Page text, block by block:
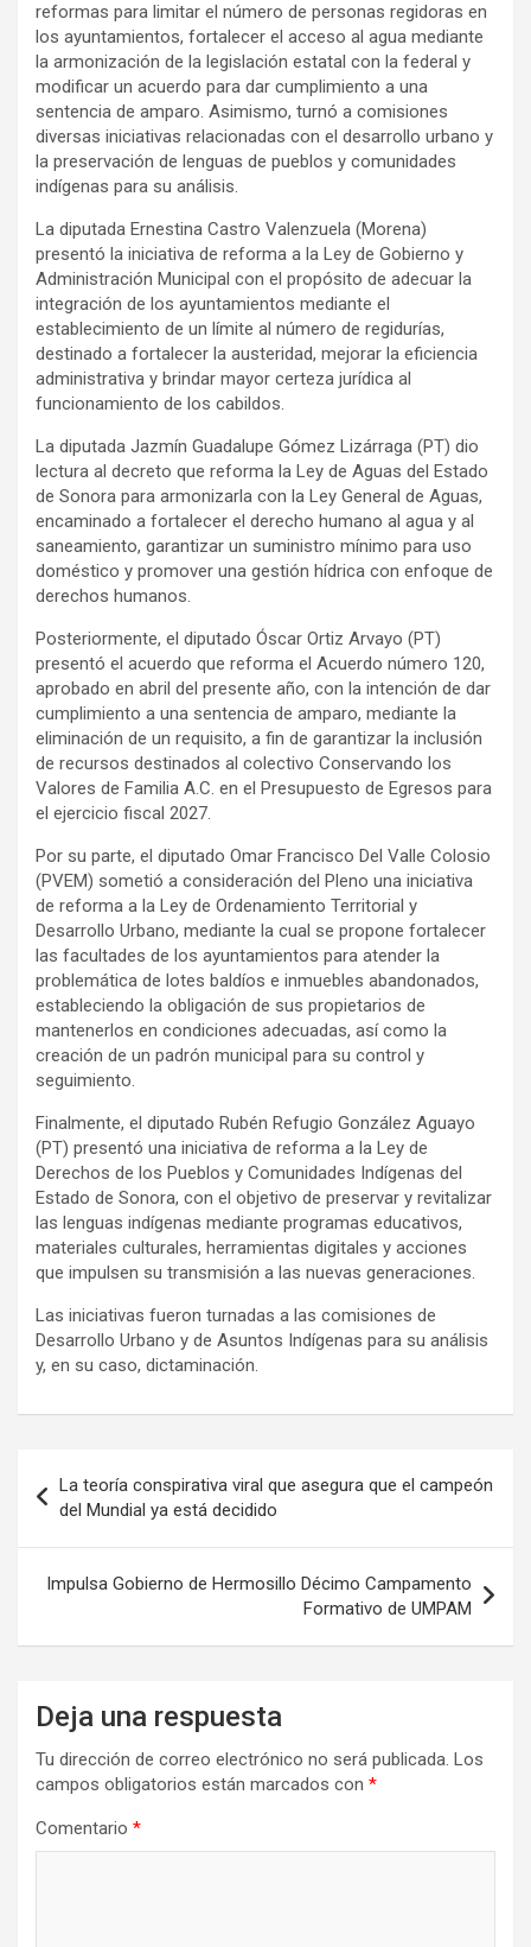
reformas para limitar el número de personas regidoras en
los ayuntamientos, fortalecer el acceso al agua mediante
la armonización de la legislación estatal con la federal y
modificar un acuerdo para dar cumplimiento a una
sentencia de amparo. Asimismo, turnó a comisiones
diversas iniciativas relacionadas con el desarrollo urbano y
la preservación de lenguas de pueblos y comunidades
indígenas para su análisis.
La diputada Ernestina Castro Valenzuela (Morena)
presentó la iniciativa de reforma a la Ley de Gobierno y
Administración Municipal con el propósito de adecuar la
integración de los ayuntamientos mediante el
establecimiento de un límite al número de regidurías,
destinado a fortalecer la austeridad, mejorar la eficiencia
administrativa y brindar mayor certeza jurídica al
funcionamiento de los cabildos.
La diputada Jazmín Guadalupe Gómez Lizárraga (PT) dio
lectura al decreto que reforma la Ley de Aguas del Estado
de Sonora para armonizarla con la Ley General de Aguas,
encaminado a fortalecer el derecho humano al agua y al
saneamiento, garantizar un suministro mínimo para uso
doméstico y promover una gestión hídrica con enfoque de
derechos humanos.
Posteriormente, el diputado Óscar Ortiz Arvayo (PT)
presentó el acuerdo que reforma el Acuerdo número 120,
aprobado en abril del presente año, con la intención de dar
cumplimiento a una sentencia de amparo, mediante la
eliminación de un requisito, a fin de garantizar la inclusión
de recursos destinados al colectivo Conservando los
Valores de Familia A.C. en el Presupuesto de Egresos para
el ejercicio fiscal 2027.
Por su parte, el diputado Omar Francisco Del Valle Colosio
(PVEM) sometió a consideración del Pleno una iniciativa
de reforma a la Ley de Ordenamiento Territorial y
Desarrollo Urbano, mediante la cual se propone fortalecer
las facultades de los ayuntamientos para atender la
problemática de lotes baldíos e inmuebles abandonados,
estableciendo la obligación de sus propietarios de
mantenerlos en condiciones adecuadas, así como la
creación de un padrón municipal para su control y
seguimiento.
Finalmente, el diputado Rubén Refugio González Aguayo
(PT) presentó una iniciativa de reforma a la Ley de
Derechos de los Pueblos y Comunidades Indígenas del
Estado de Sonora, con el objetivo de preservar y revitalizar
las lenguas indígenas mediante programas educativos,
materiales culturales, herramientas digitales y acciones
que impulsen su transmisión a las nuevas generaciones.
Las iniciativas fueron turnadas a las comisiones de
Desarrollo Urbano y de Asuntos Indígenas para su análisis
y, en su caso, dictaminación.
de
entradas
La teoría conspirativa viral que asegura que el campeón
del Mundial ya está decidido
Impulsa Gobierno de Hermosillo Décimo Campamento
Formativo de UMPAM
Deja una respuesta
Tu dirección de correo electrónico no será publicada. Los
campos obligatorios están marcados con *
Comentario *